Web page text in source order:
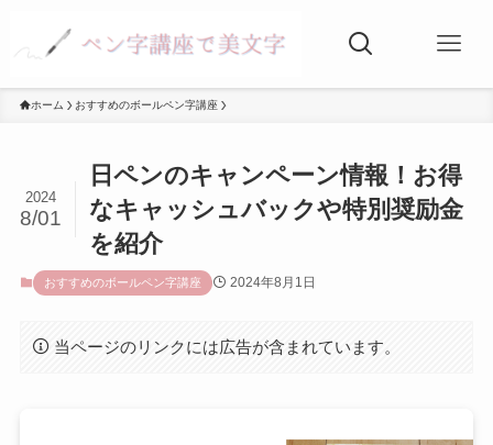
ホーム おすすめのボールペン字講座
日ペンのキャンペーン情報！お得
なキャッシュバックや特別奨励金
を紹介
2024
8/01
おすすめのボールペン字講座 2024年8月1日
当ページのリンクには広告が含まれています。